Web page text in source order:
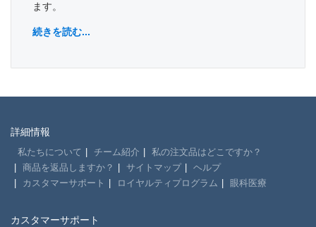
ます。
続きを読む...
詳細情報
私たちについて チーム紹介
私の注文品はどこですか？
商品を返品しますか？
サイトマップ
ヘルプ
カスタマーサポート
ロイヤルティプログラム 眼科医療
カスタマーサポート